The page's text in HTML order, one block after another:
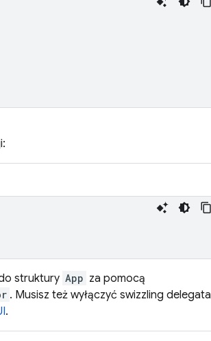
struktury App za pomocą
. Musisz też wyłączyć swizzling delegata
.